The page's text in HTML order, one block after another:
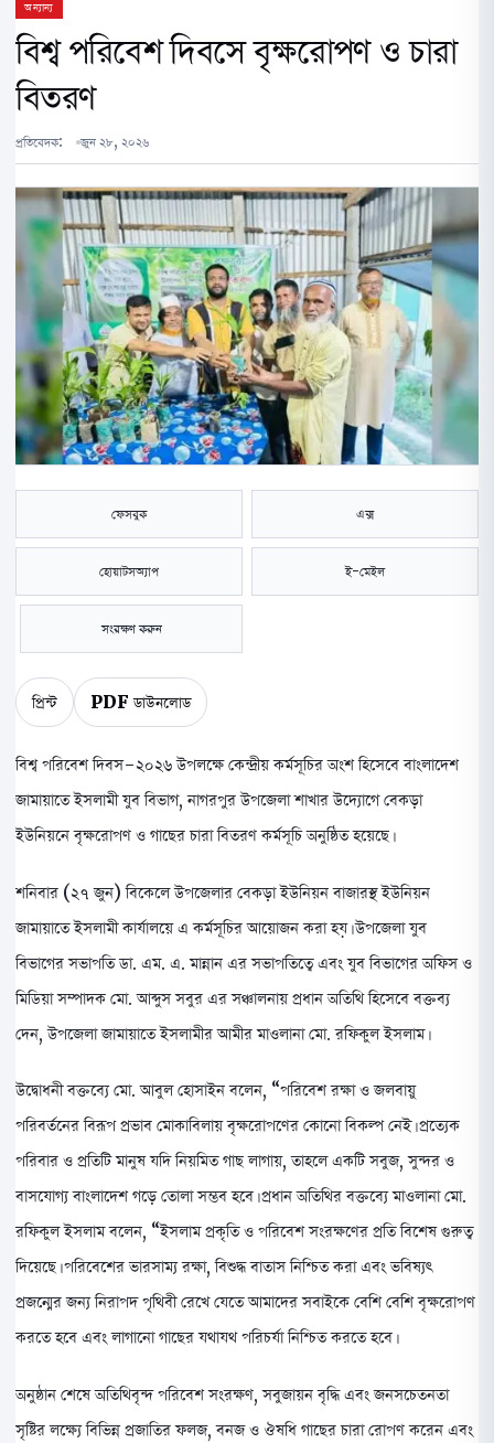
অন্যান্য
বিশ্ব পরিবেশ দিবসে বৃক্ষরোপণ ও চারা
বিতরণ
প্রতিবেদক: জুন ২৮, ২০২৬
ফেসবুক এক্স
হোয়াটসঅ্যাপ ই-মেইল
সংরক্ষণ করুন
প্রিন্ট PDF ডাউনলোড
বিশ্ব পরিবেশ দিবস-২০২৬ উপলক্ষে কেন্দ্রীয় কর্মসূচির অংশ হিসেবে বাংলাদেশ
জামায়াতে ইসলামী যুব বিভাগ, নাগরপুর উপজেলা শাখার উদ্যোগে বেকড়া
ইউনিয়নে বৃক্ষরোপণ ও গাছের চারা বিতরণ কর্মসূচি অনুষ্ঠিত হয়েছে।
শনিবার (২৭ জুন) বিকেলে উপজেলার বেকড়া ইউনিয়ন বাজারস্থ ইউনিয়ন
জামায়াতে ইসলামী কার্যালয়ে এ কর্মসূচির আয়োজন করা হয়। উপজেলা যুব
বিভাগের সভাপতি ডা. এম. এ. মান্নান এর সভাপতিত্বে এবং যুব বিভাগের অফিস ও
মিডিয়া সম্পাদক মো. আব্দুস সবুর এর সঞ্চালনায় প্রধান অতিথি হিসেবে বক্তব্য
দেন, উপজেলা জামায়াতে ইসলামীর আমীর মাওলানা মো. রফিকুল ইসলাম।
উদ্বোধনী বক্তব্যে মো. আবুল হোসাইন বলেন, “পরিবেশ রক্ষা ও জলবায়ু
পরিবর্তনের বিরূপ প্রভাব মোকাবিলায় বৃক্ষরোপণের কোনো বিকল্প নেই। প্রত্যেক
পরিবার ও প্রতিটি মানুষ যদি নিয়মিত গাছ লাগায়, তাহলে একটি সবুজ, সুন্দর ও
বাসযোগ্য বাংলাদেশ গড়ে তোলা সম্ভব হবে। প্রধান অতিথির বক্তব্যে মাওলানা মো.
রফিকুল ইসলাম বলেন, “ইসলাম প্রকৃতি ও পরিবেশ সংরক্ষণের প্রতি বিশেষ গুরুত্ব
দিয়েছে। পরিবেশের ভারসাম্য রক্ষা, বিশুদ্ধ বাতাস নিশ্চিত করা এবং ভবিষ্যৎ
প্রজন্মের জন্য নিরাপদ পৃথিবী রেখে যেতে আমাদের সবাইকে বেশি বেশি বৃক্ষরোপণ
করতে হবে এবং লাগানো গাছের যথাযথ পরিচর্যা নিশ্চিত করতে হবে।
অনুষ্ঠান শেষে অতিথিবৃন্দ পরিবেশ সংরক্ষণ, সবুজায়ন বৃদ্ধি এবং জনসচেতনতা
সৃষ্টির লক্ষ্যে বিভিন্ন প্রজাতির ফলজ, বনজ ও ঔষধি গাছের চারা রোপণ করেন এবং